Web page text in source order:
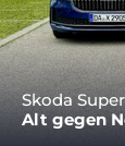
Skoda
Alt gegen